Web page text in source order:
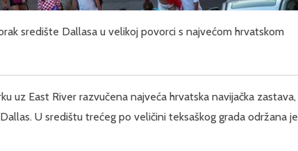
središte Dallasa u velikoj povorci s najvećom hrvatskom
uz East River razvučena najveća hrvatska navijačka zastava,
U središtu trećeg po veličini teksaškog grada održana je